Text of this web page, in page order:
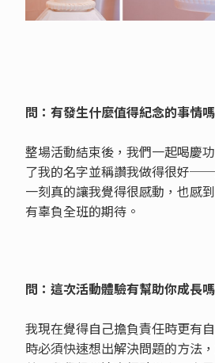
問：有發生什麼值得紀念的事情
整場活動結束後，我們一起喝慶
了我的名字並稱讚我做得很好
一刻真的讓我覺得很感動，也感
有辜負全班的期待。
問：這次活動體驗有幫助你成長
我現在覺得自己擔負責任時更有
時必須快速想出解決問題的方法